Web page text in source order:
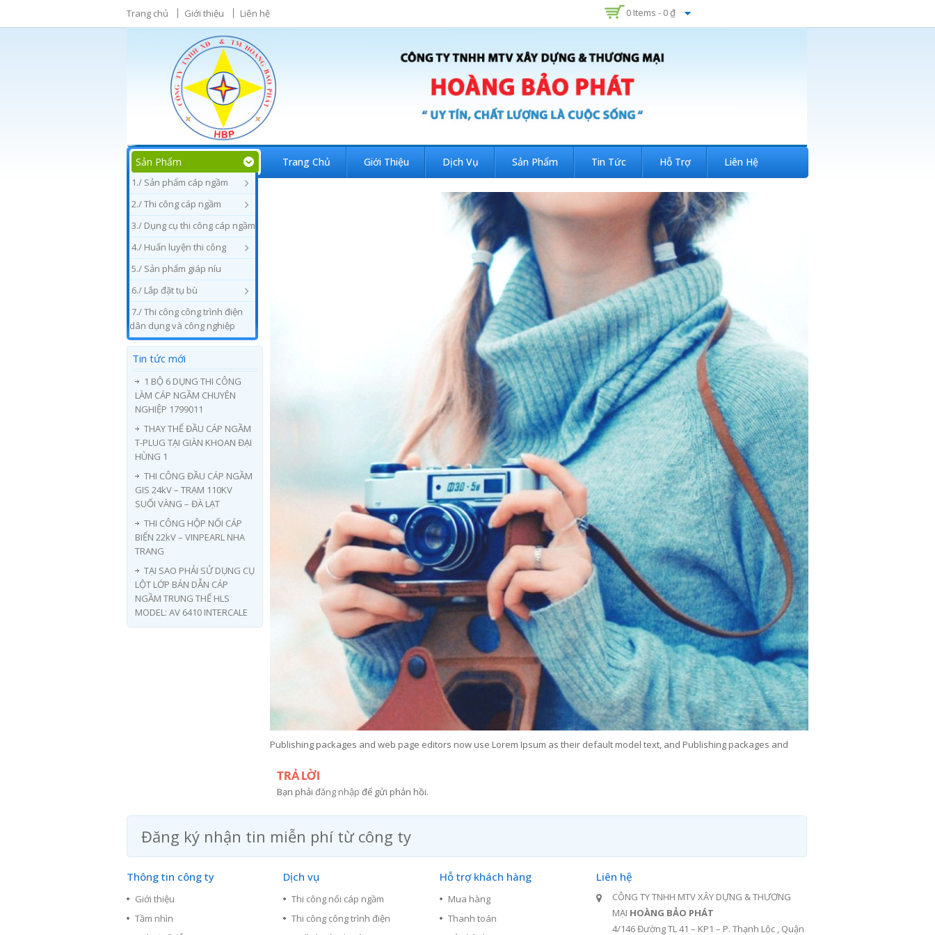
Trang chủ Giới thiệu Liên hệ 0 Items - 0 ₫
Sản Phẩm
1./ Sản phẩm cáp ngầm
2./ Thi công cáp ngầm
3./ Dụng cụ thi công cáp ngầm
4./ Huấn luyện thi công
5./ Sản phẩm giáp níu
6./ Lắp đặt tụ bù
7./ Thi công công trình điện
dân dụng và công nghiệp
Trang Chủ Giới Thiệu Dịch Vụ Sản Phẩm Tin Tức Hỗ Trợ Liên Hệ
Publishing packages and web page editors now use Lorem Ipsum as their default model text, and Publishing packages and
TRẢ LỜI
Bạn phải đăng nhập để gửi phản hồi.
Tin tức mới
1 BỘ 6 DỤNG THI CÔNG
LÀM CÁP NGẦM CHUYÊN
NGHIỆP 1799011
THAY THẾ ĐẦU CÁP NGẦM
T-PLUG TẠI GIÀN KHOAN ĐẠI
HÙNG 1
THI CÔNG ĐẦU CÁP NGẦM
GIS 24kV – TRẠM 110KV
SUỐI VÀNG – ĐÀ LẠT
THI CÔNG HỘP NỐI CÁP
BIỂN 22kV – VINPEARL NHA
TRANG
TẠI SAO PHẢI SỬ DỤNG CỤ
LỘT LỚP BÁN DẪN CÁP
NGẦM TRUNG THẾ HLS
MODEL: AV 6410 INTERCALE
Đăng ký nhận tin miễn phí từ công ty
Thông tin công ty
Giới thiệu
Tầm nhìn
Dịch vụ
Thi công nối cáp ngầm
Thi công công trình điện
Hỗ trợ khách hàng
Mua hàng
Thanh toán
Liên hệ
CÔNG TY TNHH MTV XÂY DỰNG & THƯƠNG
MẠI HOÀNG BẢO PHÁT
4/146 Đường TL 41 – KP1 – P. Thạnh Lộc , Quận